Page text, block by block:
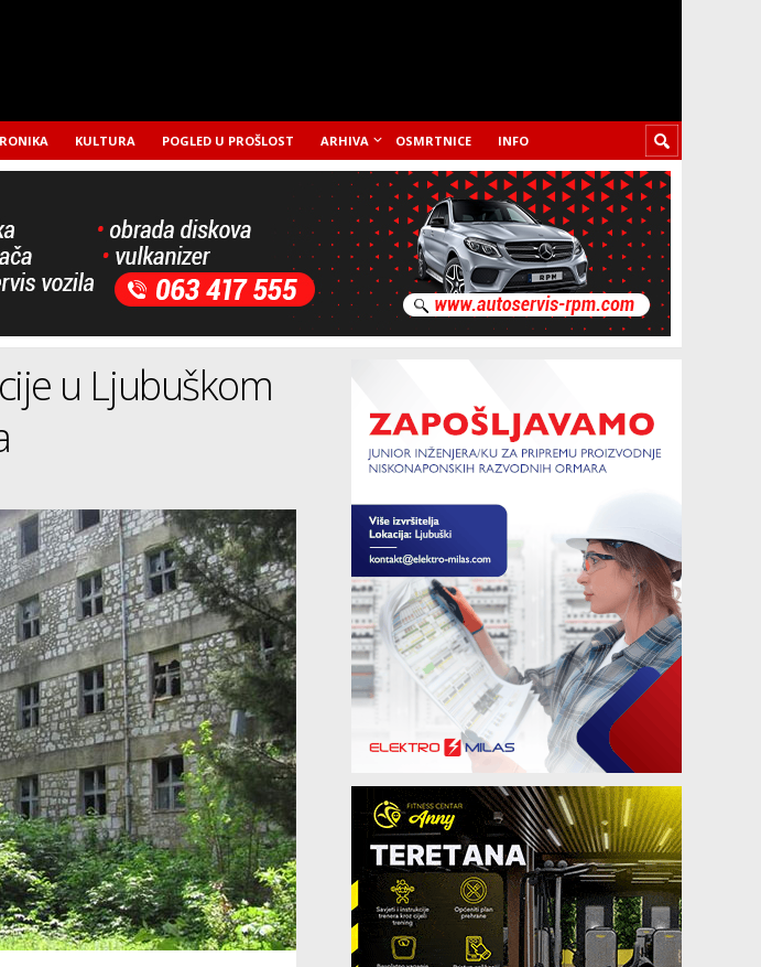
KULTURA POGLED U PROŠLOST ARHIVA OSMRTNICE INFO
u Ljubuškom